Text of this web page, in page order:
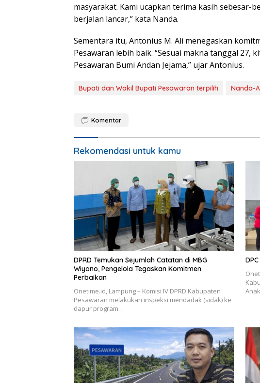
masyarakat. Kami ucapkan terima kasih sebesar-
berjalan lancar,” kata Nanda.
Sementara itu, Antonius M. Ali menegaskan
Pesawaran lebih baik. “Sesuai makna tanggal 27,
Pesawaran Bumi Andan Jejama,” ujar Antonius.
Bupati dan Wakil Bupati Pesawaran terpilih Nanda-
Komentar
Rekomendasi untuk kamu
DPRD Temukan Sejumlah Catatan di MBG
Wiyono, Pengelola Tegaskan Komitmen
Perbaikan
Onetime.id, Lampung – Komisi IV DPRD Kabupaten
Pesawaran melakukan inspeksi mendadak (sidak) ke
dapur program…